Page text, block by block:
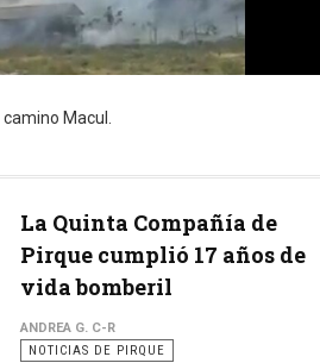
Macul.
La Quinta Compañía de
Pirque cumplió 17 años de
vida bomberil
ANDREA G. C-R
NOTICIAS DE PIRQUE